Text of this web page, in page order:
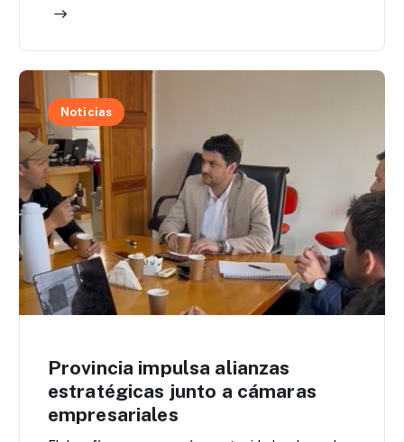
Noticias
Provincia impulsa alianzas
estratégicas junto a cámaras
empresariales